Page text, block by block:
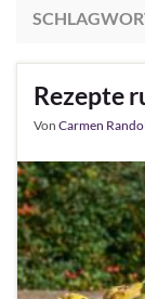
Rezepte
Von Carmen